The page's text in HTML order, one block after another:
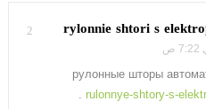
2 rylonnie shtori s
рулонные шторы
rulonnye-shtory-s-